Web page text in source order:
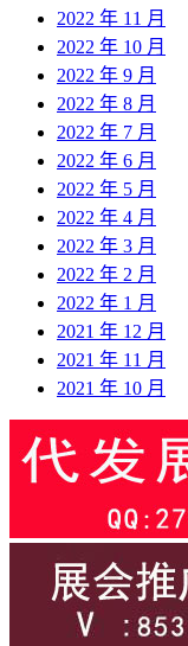
2022 年 11 月
2022 年 10 月
2022 年 9 月
2022 年 8 月
2022 年 7 月
2022 年 6 月
2022 年 5 月
2022 年 4 月
2022 年 3 月
2022 年 2 月
2022 年 1 月
2021 年 12 月
2021 年 11 月
2021 年 10 月